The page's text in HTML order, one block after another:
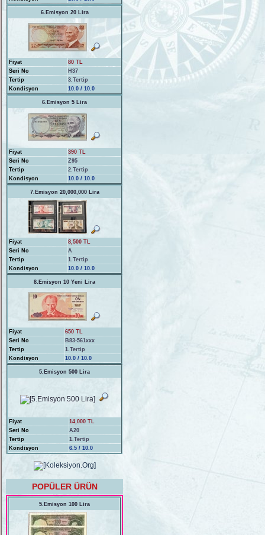
6.Emisyon 20 Lira
Fiyat
80 TL
Seri No
H37
Tertip
3.Tertip
Kondisyon
10.0 / 10.0
6.Emisyon 5 Lira
Fiyat
390 TL
Seri No
Z95
Tertip
2.Tertip
Kondisyon
10.0 / 10.0
7.Emisyon 20,000,000 Lira
Fiyat
8,500 TL
Seri No
A
Tertip
1.Tertip
Kondisyon
10.0 / 10.0
8.Emisyon 10 Yeni Lira
Fiyat
650 TL
Seri No
B83-561xxx
Tertip
1.Tertip
Kondisyon
10.0 / 10.0
5.Emisyon 500 Lira
Fiyat
14,000 TL
Seri No
A20
Tertip
1.Tertip
Kondisyon
6.5 / 10.0
POPÜLER ÜRÜN
5.Emisyon 100 Lira